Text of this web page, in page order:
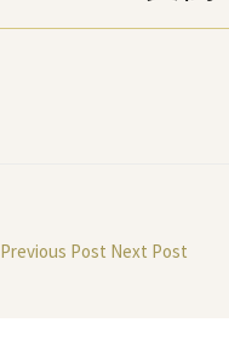
Previous Post Next Post